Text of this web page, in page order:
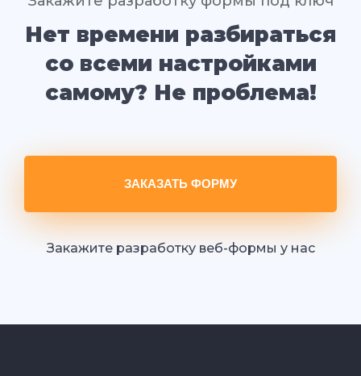
Нет времени разбираться
со всеми настройками
самому? Не проблема!
ЗАКАЗАТЬ ФОРМУ
Закажите разработку веб-формы у нас